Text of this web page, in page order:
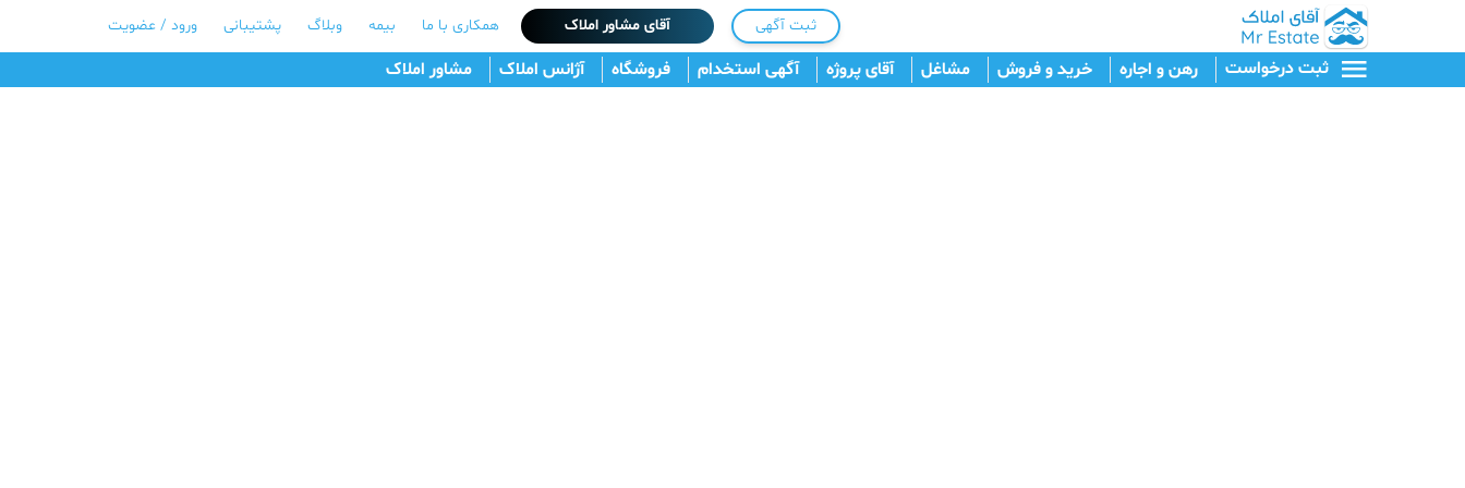
ثبت آگهی آقای مشاور املاک همکاری با ما بیمه وبلاگ پشتیبانی ورود / عضویت
ثبت درخواست رهن و اجاره خرید و فروش مشاغل آقای پروژه آگهی استخدام فروشگاه آژانس املاک مشاور املاک